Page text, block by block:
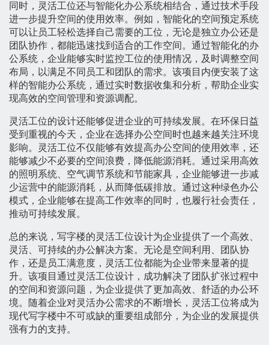
同时，灵活工位还与智能化办公系统相结合，通过技术手段
进一步提升空间的使用效率。例如，智能化的空间预定系统
可以让员工轻松选择自己需要的工位，无论是独立办公还是
团队协作，都能迅速找到适合的工作空间。通过智能化的办
公系统，企业能够实时监控工位的使用情况，及时调整空间
布局，以满足不同员工和团队的需求。该项目内便安装了这
样的智能办公系统，通过实时数据收集和分析，帮助企业实
现高效的空间管理和资源调配。
灵活工位的设计还能够促进企业的可持续发展。在环保日益
受到重视的今天，企业在选择办公空间时也越来越关注环境
影响。灵活工位不仅能够有效提高办公空间的使用效率，还
能够减少不必要的空间浪费，降低能源消耗。通过采用高效
的照明系统、空气调节系统和节能家具，企业能够进一步减
少运营中的能源消耗，从而降低碳排放。通过这种绿色办公
模式，企业能够在提高工作效率的同时，也履行社会责任，
推动可持续发展。
总的来说，写字楼的灵活工位设计为企业提供了一个高效、
灵活、可持续的办公解决方案。无论是空间利用、团队协
作，还是员工满意度，灵活工位都能为企业带来显著的提
升。该项目通过灵活工位设计，成功解决了团队扩张过程中
的空间和资源问题，为企业提供了更加高效、舒适的办公环
境。随着企业对灵活办公需求的不断增长，灵活工位将成为
现代写字楼中不可或缺的重要组成部分，为企业的发展提供
强有力的支持。